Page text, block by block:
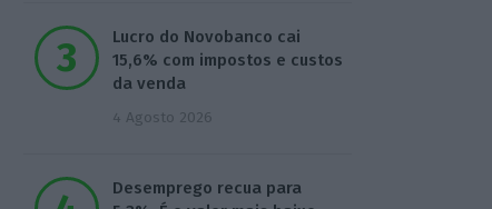
Lucro do Novobanco cai
15,6% com impostos e custos
da venda
4 Agosto 2026
Desemprego recua para